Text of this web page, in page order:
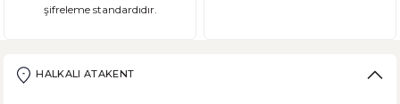
şifreleme standardıdır.
HALKALI ATAKENT